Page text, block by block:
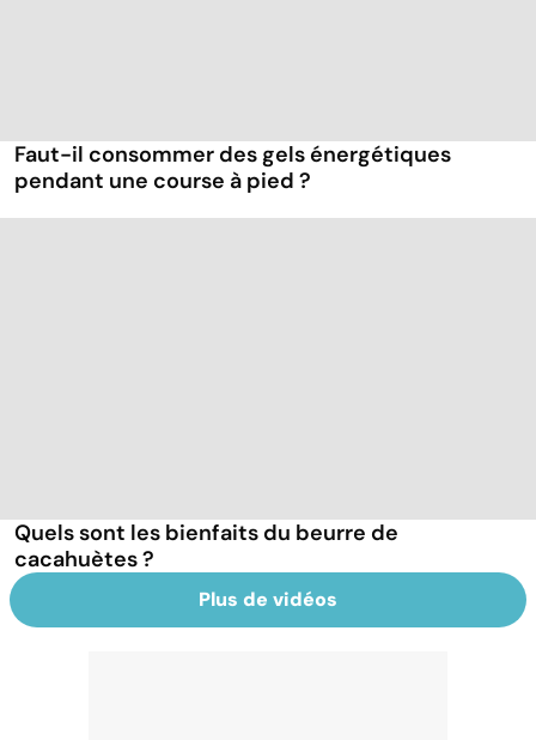
Faut-il consommer des gels énergétiques
pendant une course à pied ?
Quels sont les bienfaits du beurre de
cacahuètes ?
Plus de vidéos